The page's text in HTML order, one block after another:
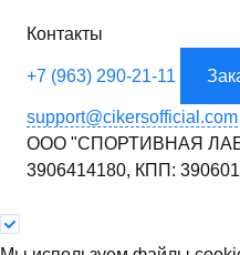
Контакты
+7 (963) 290-21-11
support@cikersofficial.com
ООО "СПОРТИВНАЯ
3906414180, КПП: